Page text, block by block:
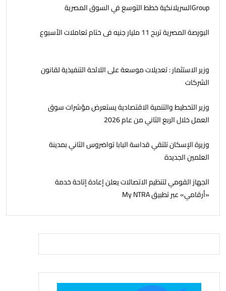
Groupالسريلانكية خطط التوسع في السوق المصرية
البورصة المصرية تربح 11 مليار جنيه فى ختام تعاملات الأسبوع
وزير الاستثمار : تعديلات موسعة على اللائحة التنفيذية لقانون
الشركات
وزير التخطيط والتنمية الاقتصادية يستعرض مؤشرات سوق
العمل خلال الربع الثاني من عام 2026
وزيرة الإسكان تلتقي قداسة البابا تواضروس الثاني بمدينة
العلمين الجديدة
الجهاز القومي لتنظيم الاتصالات يعلن إعادة إتاحة خدمة
«أرقامي» عبر تطبيق My NTRA